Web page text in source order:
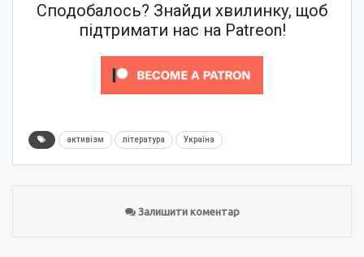
Сподобалось? Знайди хвилинку, щоб
підтримати нас на Patreon!
активізм література Україна
Залишити коментар